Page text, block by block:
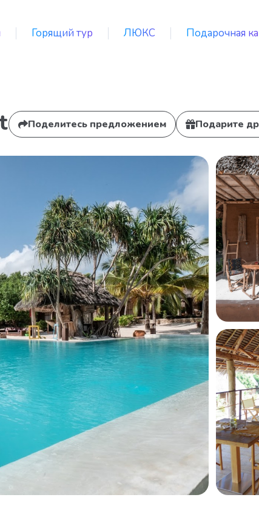
Горящий тур ЛЮКС Подарочная
Поделитесь предложением Подарите